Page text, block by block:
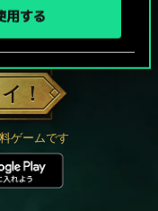
用する
といかない
！
ゲームです